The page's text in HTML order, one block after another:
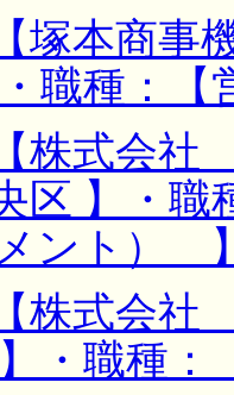
塚本商事
職種：
株式会
区 】・
ント）
株式会社
・職種